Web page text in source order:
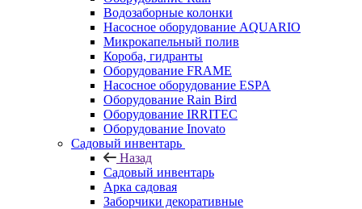
Водозаборные колонки
Насосное оборудование AQUARIO
Микрокапельный полив
Короба, гидранты
Оборудование FRAME
Насосное оборудование ESPA
Оборудование Rain Bird
Оборудование IRRITEC
Оборудование Inovato
Садовый инвентарь
Назад
Садовый инвентарь
Арка садовая
Заборчики декоративные